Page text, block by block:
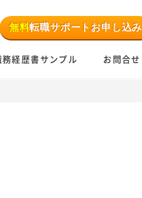
無料転職サポートお申し込み
務経歴書サンプル お問合せ